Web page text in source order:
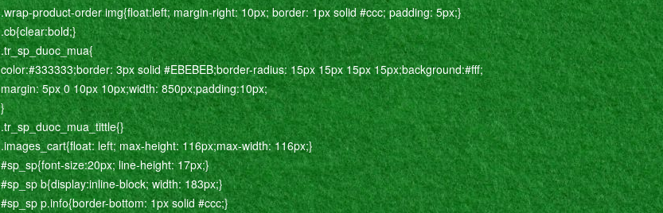
.wrap-product-order img{float:left; margin-right: 10px; border: 1px solid #ccc; padding: 5px;}
.cb{clear:bold;}
.tr_sp_duoc_mua{
color:#333333;border: 3px solid #EBEBEB;border-radius: 15px 15px 15px 15px;background:#fff;
margin: 5px 0 10px 10px;width: 850px;padding:10px;
}
.tr_sp_duoc_mua_tittle{}
.images_cart{float: left; max-height: 116px;max-width: 116px;}
#sp_sp{font-size:20px; line-height: 17px;}
#sp_sp b{display:inline-block; width: 183px;}
#sp_sp p.info{border-bottom: 1px solid #ccc;}